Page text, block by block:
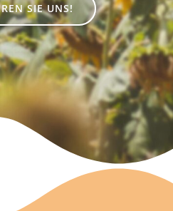
SIE UNS!